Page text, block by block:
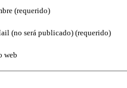
(requerido)
(no será publicado) (requerido)
web